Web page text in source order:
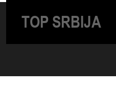
TOP SRBIJA